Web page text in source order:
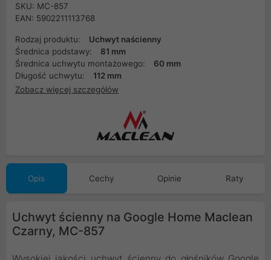
SKU: MC-857
EAN: 5902211113768
Rodzaj produktu:
Uchwyt naścienny
Średnica podstawy:
81 mm
Średnica uchwytu montażowego:
60 mm
Długość uchwytu:
112 mm
Zobacz więcej szczegółów
Opis Cechy Opinie Raty
Uchwyt ścienny na Google Home Maclean
Czarny, MC-857